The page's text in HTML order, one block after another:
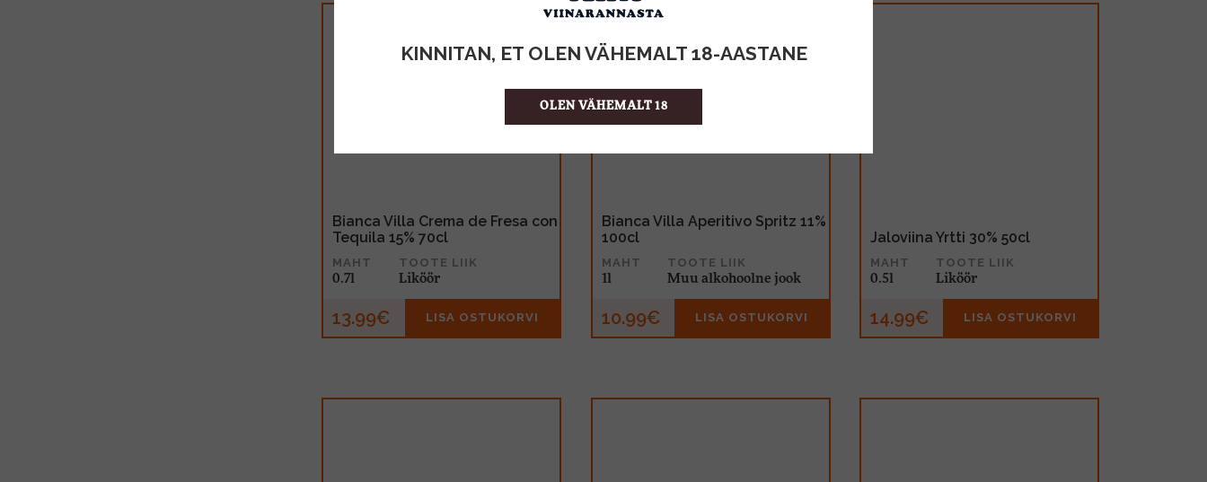
KINNITAN, ET OLEN VÄHEMALT 18-AASTANE
OLEN VÄHEMALT 18
Bianca Villa Crema de Fresa con
Tequila 15% 70cl
MAHT
0.7l
TOOTE LIIK
Liköör
13.99€ LISA OSTUKORVI
Bianca Villa Aperitivo Spritz 11%
100cl
MAHT
1l
TOOTE LIIK
Muu alkohoolne jook
10.99€ LISA OSTUKORVI
Jaloviina Yrtti 30% 50cl
MAHT
0.5l
TOOTE LIIK
Liköör
14.99€ LISA OSTUKORVI